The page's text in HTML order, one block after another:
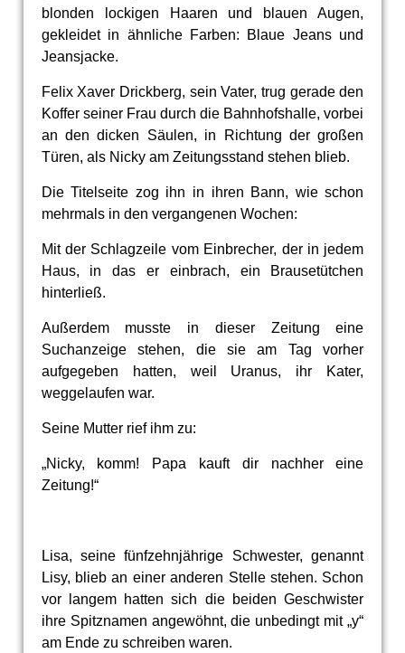
blonden lockigen Haaren und blauen Augen,
gekleidet in ähnliche Farben: Blaue Jeans und
Jeansjacke.
Felix Xaver Drickberg, sein Vater, trug gerade den
Koffer seiner Frau durch die Bahnhofshalle, vorbei
an den dicken Säulen, in Richtung der großen
Türen, als Nicky am Zeitungsstand stehen blieb.
Die Titelseite zog ihn in ihren Bann, wie schon
mehrmals in den vergangenen Wochen:
Mit der Schlagzeile vom Einbrecher, der in jedem
Haus, in das er einbrach, ein Brausetütchen
hinterließ.
Außerdem musste in dieser Zeitung eine
Suchanzeige stehen, die sie am Tag vorher
aufgegeben hatten, weil Uranus, ihr Kater,
weggelaufen war.
Seine Mutter rief ihm zu:
„Nicky, komm! Papa kauft dir nachher eine
Zeitung!“
Lisa, seine fünfzehnjährige Schwester, genannt
Lisy, blieb an einer anderen Stelle stehen. Schon
vor langem hatten sich die beiden Geschwister
ihre Spitznamen angewöhnt, die unbedingt mit „y“
am Ende zu schreiben waren.